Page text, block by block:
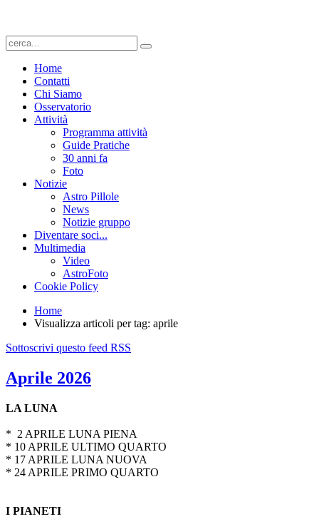
Home
Contatti
Chi Siamo
Osservatorio
Attività
Programma attività
Guide Pratiche
30 anni fa
Foto
Notizie
Astro Pillole
News
Notizie gruppo
Diventare soci...
Multimedia
Video
AstroFoto
Cookie Policy
Home
Visualizza articoli per tag: aprile
Sottoscrivi questo feed RSS
Aprile 2026
LA LUNA
* 2 APRILE LUNA PIENA
* 10 APRILE ULTIMO QUARTO
* 17 APRILE LUNA NUOVA
* 24 APRILE PRIMO QUARTO
I PIANETI